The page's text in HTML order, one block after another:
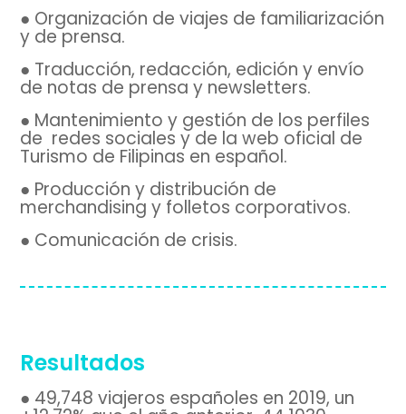
● Organización de viajes de familiarización
y de prensa.
● Traducción, redacción, edición y envío
de notas de prensa y newsletters.
● Mantenimiento y gestión de los perfiles
de redes sociales y de la web oficial de
Turismo de Filipinas en español.
● Producción y distribución de
merchandising y folletos corporativos.
● Comunicación de crisis.
Resultados
● 49,748 viajeros españoles en 2019, un